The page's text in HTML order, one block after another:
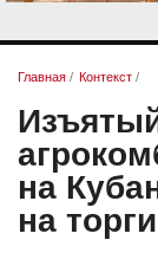
Главная / Контекст /
на
на